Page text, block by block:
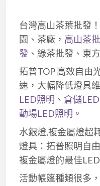
台灣高山茶葉批發
園、茶廠， 高山茶
發、綠茶批發、東
拓普TOP 高效自由
速，大幅降低燈具
LED照明 、 倉儲
動場LED照明 。
水銀燈,複金屬燈超
燈具：拓普照明自
複金屬燈的最佳
活動帳篷種類很多